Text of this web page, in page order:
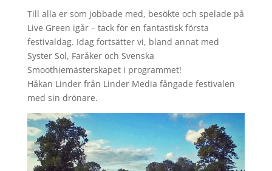
Till alla er som jobbade med, besökte och spelade på
Live Green igår – tack för en fantastisk första
festivaldag. Idag fortsätter vi, bland annat med
Syster Sol, Faråker och Svenska
Smoothiemästerskapet i programmet!
Håkan Linder från Linder Media fångade festivalen
med sin drönare.